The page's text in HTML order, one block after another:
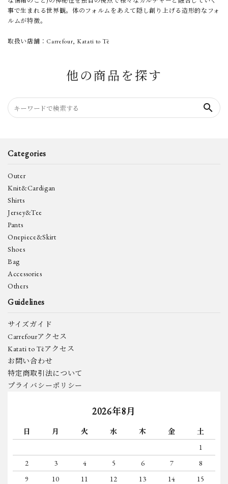
事で生まれる世界観。体のフォルムをあえて隠し創り上げる造形的なフォ
ルムが特徴。
取扱い店舗：Carrefour, Katati to Tè
他の商品を探す
search
Categories
Outer
Knit&Cardigan
Shirts
Jersey&Tee
Pants
Onepiece&Skirt
Shoes
Bag
Accessories
Others
Guidelines
サイズガイド
Carrefourアクセス
Katati to Tèアクセス
お問い合わせ
特定商取引法について
プライバシーポリシー
2026年8月
日 月 火 水 木 金
土
1
2
3 4 5 6 7
8
9
10 11 12 13 14 15